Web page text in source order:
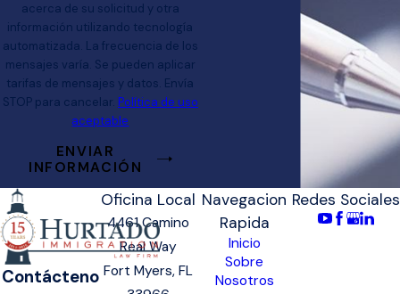
acerca de su solicitud y otra
información utilizando tecnología
automatizada. La frecuencia de los
mensajes varía. Se pueden aplicar
tarifas de mensajes y datos. Envía
STOP para cancelar. Política de uso
aceptable
ENVIAR
INFORMACIÓN
Contácteno
Oficina Local
4461 Camino
Real Way
Fort Myers, FL
Navegacion
Rapida
Inicio
Sobre
Nosotros
Redes Sociales